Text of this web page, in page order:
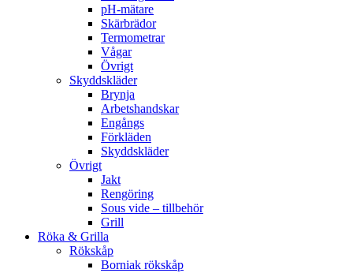
pH-mätare
Skärbrädor
Termometrar
Vågar
Övrigt
Skyddskläder
Brynja
Arbetshandskar
Engångs
Förkläden
Skyddskläder
Övrigt
Jakt
Rengöring
Sous vide – tillbehör
Grill
Röka & Grilla
Rökskåp
Borniak rökskåp